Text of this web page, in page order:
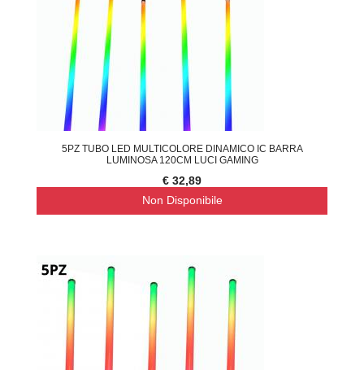
5PZ TUBO LED MULTICOLORE DINAMICO IC BARRA
LUMINOSA 120CM LUCI GAMING
€ 32,89
Non Disponibile